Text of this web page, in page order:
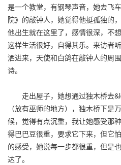
是一个教堂，有钢琴声音，她去飞
院》的敲钟人，她觉得他挺孤独的
他出生就在这里了，感情很深，不
这样生活很好，自得其乐。来访者
洒进来，天使和白鸽在敲钟人的周
诗。
走出屋子，她想通过独木桥去
（放有巫师的地方），独木桥下是
候，觉得有点沉重，我让她感受那
得巴巴豆很重，要求它下来，但它
的感受，她说每一步都很重，但是
达了。